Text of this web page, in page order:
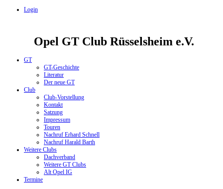
Login
Opel GT Club Rüsselsheim e.V.
GT
GT-Geschichte
Literatur
Der neue GT
Club
Club-Vorstellung
Kontakt
Satzung
Impressum
Touren
Nachruf Erhard Schnell
Nachruf Harald Barth
Weitere Clubs
Dachverband
Weitere GT Clubs
Alt Opel IG
Termine